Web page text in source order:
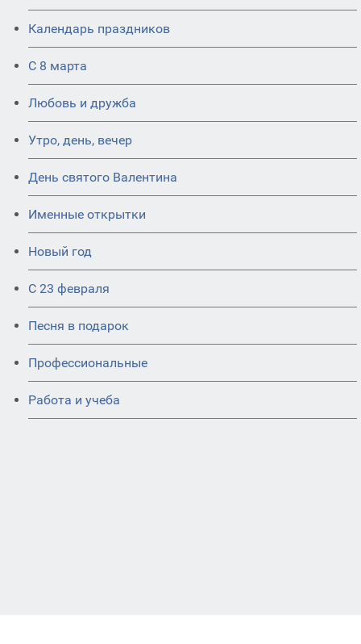
Календарь праздников
С 8 марта
Любовь и дружба
Утро, день, вечер
День святого Валентина
Именные открытки
Новый год
С 23 февраля
Песня в подарок
Профессиональные
Работа и учеба